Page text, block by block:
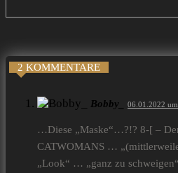
2 KOMMENTARE
Bobby_ 06.01.2022
…Diese „Maske“…?!? 8-[ –
CATWOMANS …
„Look“ … „ganz zu